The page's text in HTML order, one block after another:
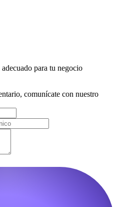
para tu negocio
comunícate con nuestro